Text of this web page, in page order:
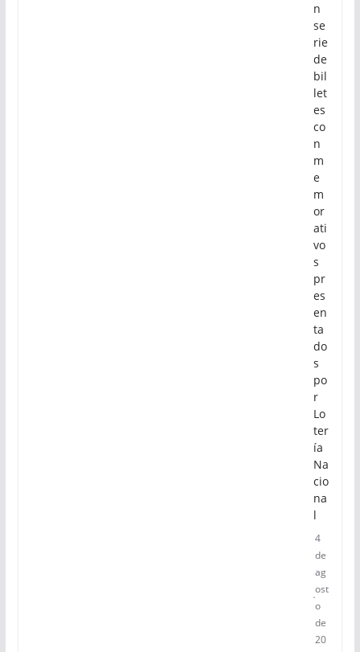
n
se
rie
de
bil
let
es
co
n
m
e
m
or
ati
vo
s
pr
es
en
ta
do
s
po
r
Lo
ter
ía
Na
cio
na
l
4
de
ag
ost
o
de
20